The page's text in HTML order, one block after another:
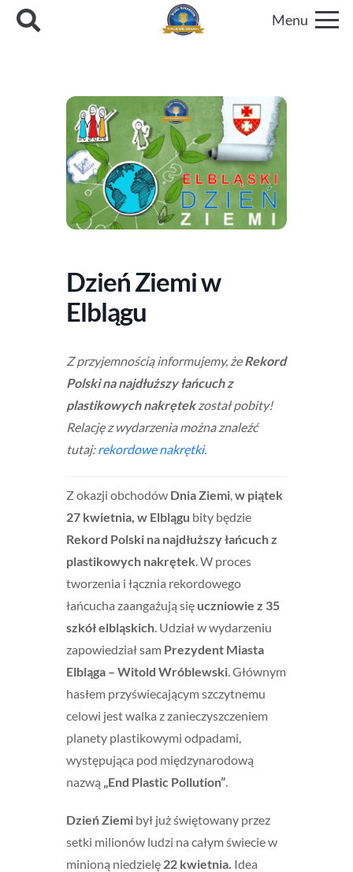
Menu
Dzień Ziemi w
Elblągu
Z przyjemnością informujemy, żeRekord
Polski na najdłuższy łańcuch z
plastikowych nakrętekzostał pobity!
Relację z wydarzenia można znaleźć
tutaj:rekordowe nakrętki.
Z okazji obchodów Dnia Ziemi,w piątek
27 kwietnia, w Elblągu bity będzie
Rekord Polski na najdłuższy łańcuch z
plastikowych nakrętek. W proces
tworzenia i łącznia rekordowego
łańcucha zaangażują się uczniowie z 35
szkół elbląskich. Udział w wydarzeniu
zapowiedział sam Prezydent Miasta
Elbląga – Witold Wróblewski. Głównym
hasłem przyświecającym szczytnemu
celowi jest walka z zanieczyszczeniem
planety plastikowymi odpadami,
występująca pod międzynarodową
nazwą „End Plastic Pollution”.
Dzień Ziemi był już świętowany przez
setki milionów ludzi na całym świecie w
minioną niedzielę 22 kwietnia. Idea